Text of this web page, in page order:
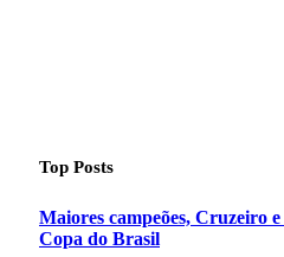
Top Posts
Maiores campeões, Cruzeiro
Copa do Brasil